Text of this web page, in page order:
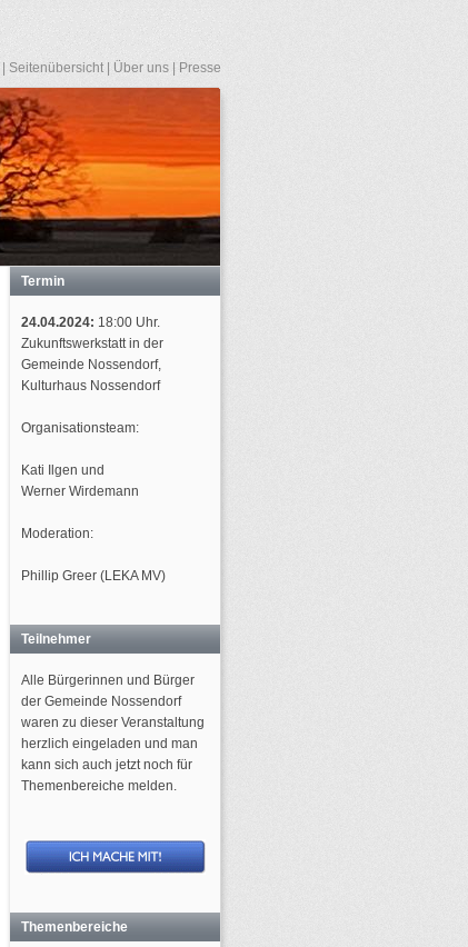
Seitenübersicht Über uns Presse
Termin
24.04.2024: 18:00 Uhr.
Zukunftswerkstatt in der
Gemeinde Nossendorf,
Kulturhaus Nossendorf
Organisationsteam:
Kati Ilgen und
Werner Wirdemann
Moderation:
Phillip Greer (LEKA MV)
Teilnehmer
Alle Bürgerinnen und Bürger
der Gemeinde Nossendorf
waren zu dieser Veranstaltung
herzlich eingeladen und man
kann sich auch jetzt noch für
Themenbereiche melden.
Themenbereiche